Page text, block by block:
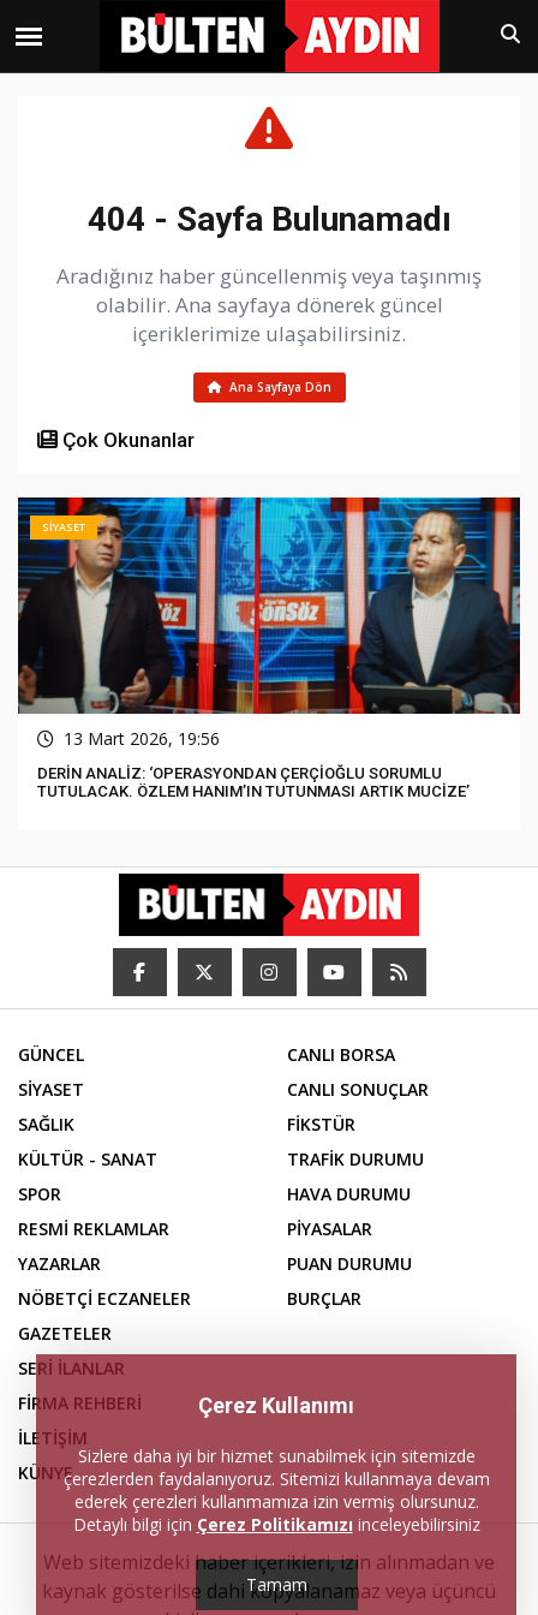
404 - Sayfa Bulunamadı
Aradığınız haber güncellenmiş veya taşınmış
olabilir. Ana sayfaya dönerek güncel
içeriklerimize ulaşabilirsiniz.
Ana Sayfaya Dön
Çok Okunanlar
SİYASET
13 Mart 2026, 19:56
DERİN ANALİZ: ‘OPERASYONDAN ÇERÇİOĞLU SORUMLU
TUTULACAK. ÖZLEM HANIM’IN TUTUNMASI ARTIK MUCİZE’
GÜNCEL
SİYASET
SAĞLIK
KÜLTÜR - SANAT
SPOR
RESMİ REKLAMLAR
YAZARLAR
NÖBETÇİ ECZANELER
CANLI BORSA
CANLI SONUÇLAR
FİKSTÜR
TRAFİK DURUMU
HAVA DURUMU
PİYASALAR
PUAN DURUMU
BURÇLAR
GAZETELER
SERİ İLANLAR
FİRMA REHBERİ
İLETİŞİM
KÜNYE
Web sitemizdeki haber içerikleri, izin alınmadan ve
kaynak gösterilse dahi kopyalanamaz veya üçüncü
Çerez Kullanımı
Sizlere daha iyi bir hizmet sunabilmek için sitemizde
çerezlerden faydalanıyoruz. Sitemizi kullanmaya devam
ederek çerezleri kullanmamıza izin vermiş olursunuz.
Detaylı bilgi için Çerez Politikamızı inceleyebilirsiniz
Tamam